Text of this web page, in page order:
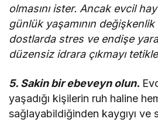
olmasını ister. Ancak evcil
günlük yaşamının
dostlarda stres ve endişe
düzensiz idrara çıkmayı
5. Sakin bir ebeveyn olun.
yaşadığı kişilerin ruh haline
sağlayabildiğinden kaygıyı ve